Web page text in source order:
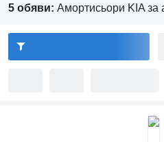
5 обяви: Амортисьори KIA за